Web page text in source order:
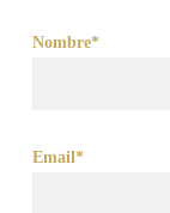
Nombre*
Email*